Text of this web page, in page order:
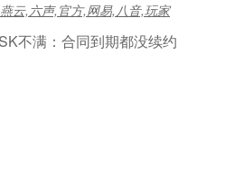
燕云,六声,官方,网易,八音,玩家